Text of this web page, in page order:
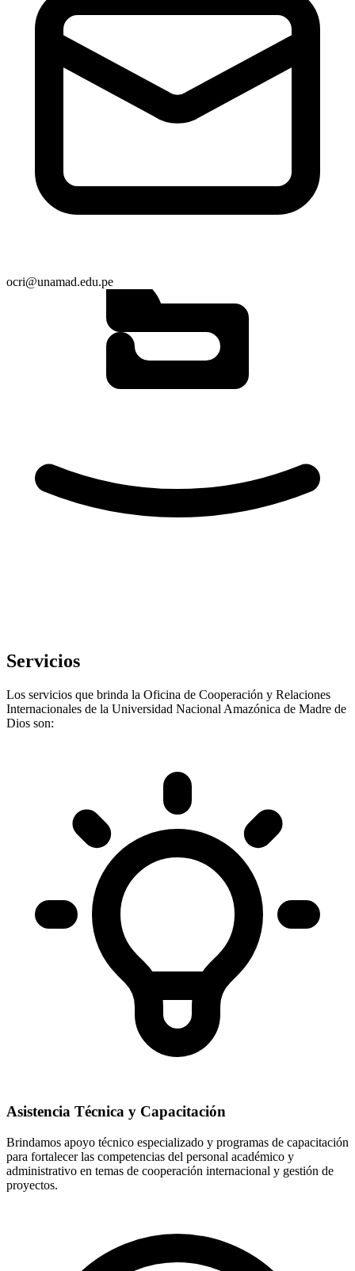
ocri@unamad.edu.pe
Servicios
Los servicios que brinda la Oficina de Cooperación y Relaciones
Internacionales de la Universidad Nacional Amazónica de Madre de
Dios son:
Asistencia Técnica y Capacitación
Brindamos apoyo técnico especializado y programas de capacitación
para fortalecer las competencias del personal académico y
administrativo en temas de cooperación internacional y gestión de
proyectos.